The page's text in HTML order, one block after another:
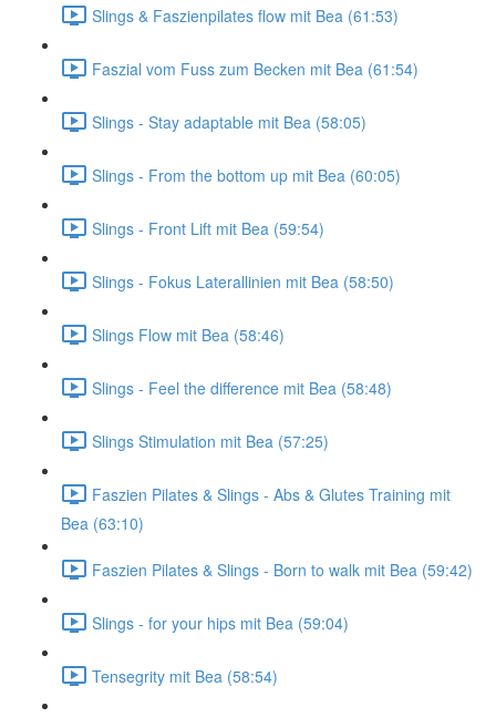
Slings & Faszienpilates flow mit Bea (61:53)
Faszial vom Fuss zum Becken mit Bea (61:54)
Slings - Stay adaptable mit Bea (58:05)
Slings - From the bottom up mit Bea (60:05)
Slings - Front Lift mit Bea (59:54)
Slings - Fokus Laterallinien mit Bea (58:50)
Slings Flow mit Bea (58:46)
Slings - Feel the difference mit Bea (58:48)
Slings Stimulation mit Bea (57:25)
Faszien Pilates & Slings - Abs & Glutes Training mit
Bea (63:10)
Faszien Pilates & Slings - Born to walk mit Bea (59:42)
Slings - for your hips mit Bea (59:04)
Tensegrity mit Bea (58:54)